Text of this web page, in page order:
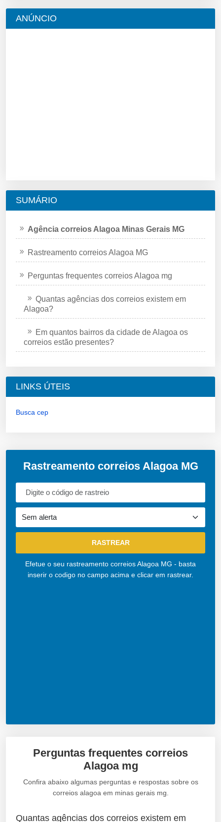
ANÚNCIO
SUMÁRIO
Agência correios Alagoa Minas Gerais MG
Rastreamento correios Alagoa MG
Perguntas frequentes correios Alagoa mg
Quantas agências dos correios existem em
Alagoa?
Em quantos bairros da cidade de Alagoa os
correios estão presentes?
LINKS ÚTEIS
Busca cep
Rastreamento correios Alagoa MG
Efetue o seu rastreamento correios Alagoa MG - basta
inserir o codigo no campo acima e clicar em rastrear.
Perguntas frequentes correios
Alagoa mg
Confira abaixo algumas perguntas e respostas sobre os
correios alagoa em minas gerais mg.
Quantas agências dos correios existem em